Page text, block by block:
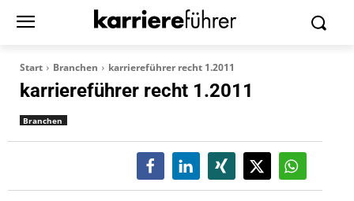
Start Branchen karriereführer recht 1.2011
karriereführer recht 1.2011
Branchen